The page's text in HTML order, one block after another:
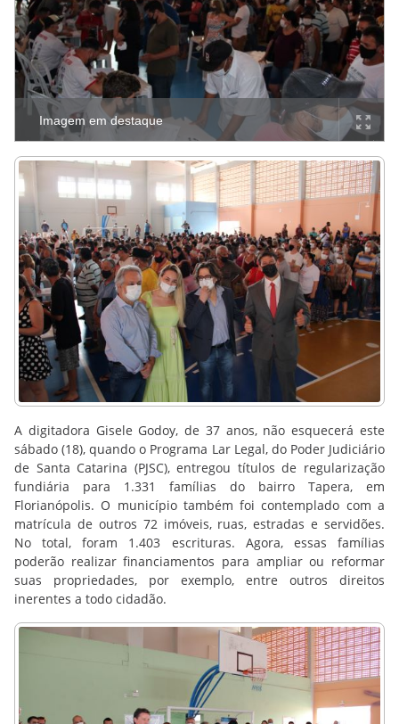
Imagem em destaque
A digitadora Gisele Godoy, de 37 anos, não esquecerá este
sábado (18), quando o Programa Lar Legal, do Poder Judiciário
de Santa Catarina (PJSC), entregou títulos de regularização
fundiária para 1.331 famílias do bairro Tapera, em
Florianópolis. O município também foi contemplado com a
matrícula de outros 72 imóveis, ruas, estradas e servidões.
No total, foram 1.403 escrituras. Agora, essas famílias
poderão realizar financiamentos para ampliar ou reformar
suas propriedades, por exemplo, entre outros direitos
inerentes a todo cidadão.